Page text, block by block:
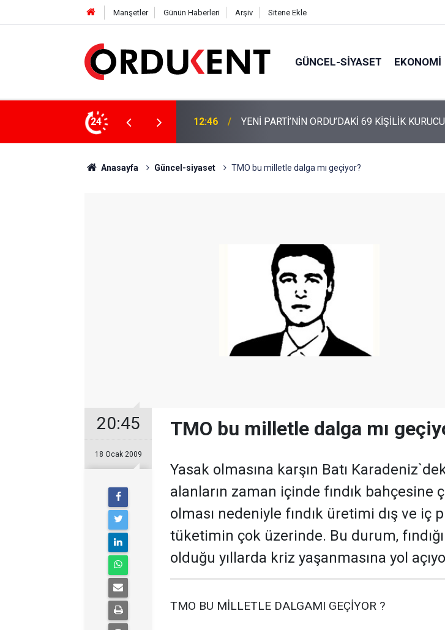
Manşetler Günün Haberleri Arşiv Sitene Ekle
GÜNCEL-SIYASET EKONOMI
24
KURUCU KADROSU AÇIKLANDI 12:22 YENİ PARTİ ALTINORDU’DA KURUCU
Anasayfa Güncel-siyaset TMO bu milletle dalga mı geçiyor?
20:45
18 Ocak 2009
TMO bu milletle dalga mı
Yasak olmasına karşın Batı
alanların zaman içinde fındık bahçesine
olması nedeniyle fındık üretimi dış ve iç
tüketimin çok üzerinde. Bu durum,
olduğu yıllarda kriz yaşanmasına yol
TMO BU MİLLETLE DALGAMI GEÇİYOR ?